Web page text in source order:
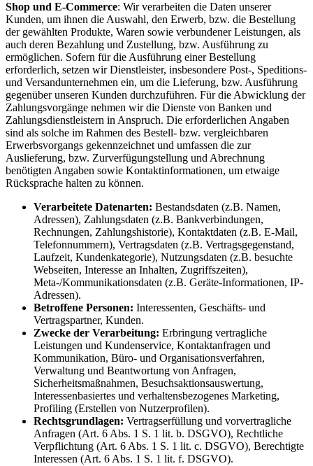
Shop und E-Commerce: Wir verarbeiten die Daten unserer
Kunden, um ihnen die Auswahl, den Erwerb, bzw. die Bestellung
der gewählten Produkte, Waren sowie verbundener Leistungen, als
auch deren Bezahlung und Zustellung, bzw. Ausführung zu
ermöglichen. Sofern für die Ausführung einer Bestellung
erforderlich, setzen wir Dienstleister, insbesondere Post-, Speditions-
und Versandunternehmen ein, um die Lieferung, bzw. Ausführung
gegenüber unseren Kunden durchzuführen. Für die Abwicklung der
Zahlungsvorgänge nehmen wir die Dienste von Banken und
Zahlungsdienstleistern in Anspruch. Die erforderlichen Angaben
sind als solche im Rahmen des Bestell- bzw. vergleichbaren
Erwerbsvorgangs gekennzeichnet und umfassen die zur
Auslieferung, bzw. Zurverfügungstellung und Abrechnung
benötigten Angaben sowie Kontaktinformationen, um etwaige
Rücksprache halten zu können.
Verarbeitete Datenarten: Bestandsdaten (z.B. Namen,
Adressen), Zahlungsdaten (z.B. Bankverbindungen,
Rechnungen, Zahlungshistorie), Kontaktdaten (z.B. E-Mail,
Telefonnummern), Vertragsdaten (z.B. Vertragsgegenstand,
Laufzeit, Kundenkategorie), Nutzungsdaten (z.B. besuchte
Webseiten, Interesse an Inhalten, Zugriffszeiten),
Meta-/Kommunikationsdaten (z.B. Geräte-Informationen, IP-
Adressen).
Betroffene Personen: Interessenten, Geschäfts- und
Vertragspartner, Kunden.
Zwecke der Verarbeitung: Erbringung vertragliche
Leistungen und Kundenservice, Kontaktanfragen und
Kommunikation, Büro- und Organisationsverfahren,
Verwaltung und Beantwortung von Anfragen,
Sicherheitsmaßnahmen, Besuchsaktionsauswertung,
Interessenbasiertes und verhaltensbezogenes Marketing,
Profiling (Erstellen von Nutzerprofilen).
Rechtsgrundlagen: Vertragserfüllung und vorvertragliche
Anfragen (Art. 6 Abs. 1 S. 1 lit. b. DSGVO), Rechtliche
Verpflichtung (Art. 6 Abs. 1 S. 1 lit. c. DSGVO), Berechtigte
Interessen (Art. 6 Abs. 1 S. 1 lit. f. DSGVO).